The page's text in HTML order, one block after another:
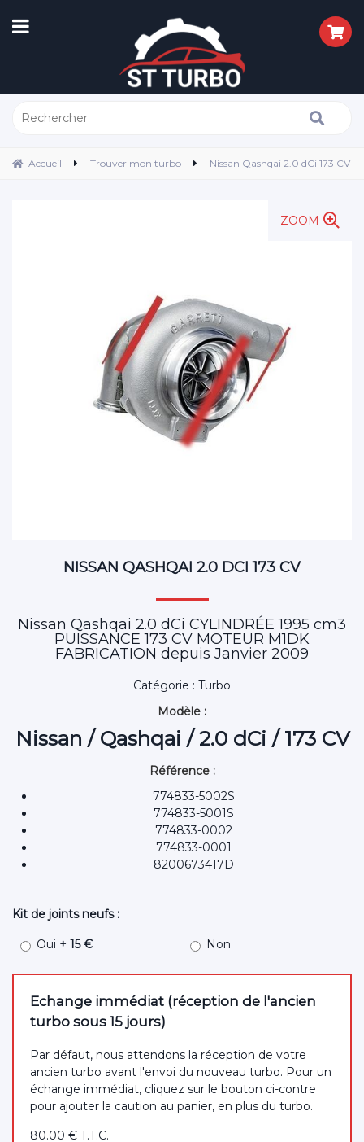
Accueil Trouver mon turbo Nissan Qashqai 2.0 dCi 173 CV
ZOOM
NISSAN QASHQAI 2.0 DCI 173 CV
Nissan Qashqai 2.0 dCi CYLINDRÉE 1995 cm3
PUISSANCE 173 CV MOTEUR M1DK
FABRICATION depuis Janvier 2009
Catégorie : Turbo
Modèle :
Nissan / Qashqai / 2.0 dCi / 173 CV
Référence :
774833-5002S
774833-5001S
774833-0002
774833-0001
8200673417D
Kit de joints neufs :
Oui + 15 € Non
Echange immédiat (réception de l'ancien
turbo sous 15 jours)
Par défaut, nous attendons la réception de votre
ancien turbo avant l'envoi du nouveau turbo. Pour un
échange immédiat, cliquez sur le bouton ci-contre
pour ajouter la caution au panier, en plus du turbo.
80.00 € T.T.C.